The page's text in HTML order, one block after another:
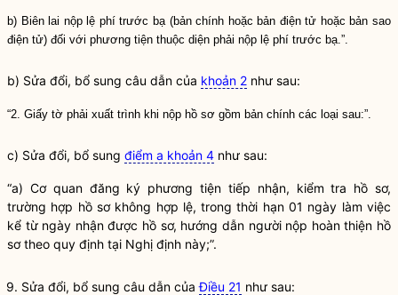
b) Biên lai nộp lệ phí trước bạ (bản chính hoặc bản điện tử hoặc bản sao
điện tử) đối với phương tiện thuộc diện phải nộp lệ phí trước bạ.”.
b) Sửa đổi, bổ sung câu dẫn của khoản 2 như sau:
“2. Giấy tờ phải xuất trình khi nộp hồ sơ gồm bản chính các loại sau:”.
c) Sửa đổi, bổ sung điểm a khoản 4 như sau:
“a) Cơ quan đăng ký phương tiện tiếp nhận, kiểm tra hồ sơ,
trường hợp hồ sơ không hợp lệ, trong thời hạn 01 ngày làm việc
kể từ ngày nhận được hồ sơ, hướng dẫn người nộp hoàn thiện hồ
sơ theo quy định tại Nghị định này;”.
9. Sửa đổi, bổ sung câu dẫn củaĐiều 21 như sau: